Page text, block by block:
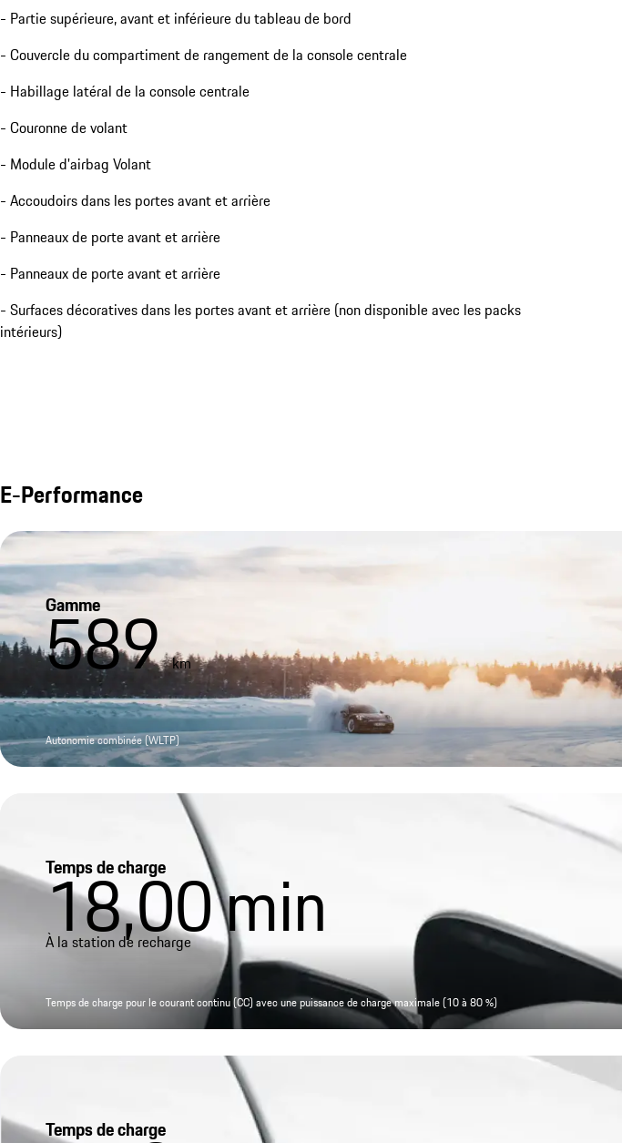
- Partie supérieure, avant et inférieure du tableau de bord
- Couvercle du compartiment de rangement de la console centrale
- Habillage latéral de la console centrale
- Couronne de volant
- Module d'airbag Volant
- Accoudoirs dans les portes avant et arrière
- Panneaux de porte avant et arrière
- Panneaux de porte avant et arrière
- Surfaces décoratives dans les portes avant et arrière (non disponible avec les packs
intérieurs)
E-Performance
Gamme
589 km
Autonomie combinée (WLTP)
Temps de charge
18,00min
À la station de recharge
Temps de charge pour le courant continu (CC) avec une puissance de charge maximale (10 à 80 %)
Temps de charge